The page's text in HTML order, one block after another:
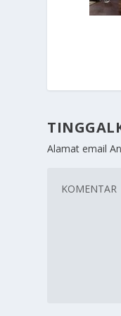
Alamat email